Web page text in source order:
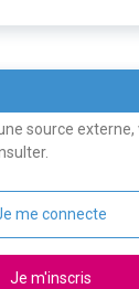
source externe,
me connecte
Je m'inscris